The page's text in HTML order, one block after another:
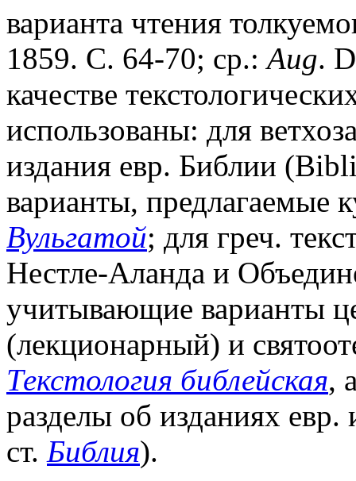
варианта чтения
1859. С. 64-70; ср.:Aug.
качестве
использованы: для
издания евр. Библии
варианты, предлагаемые
Вульгатой; для греч.
Нестле-Аланда и
учитывающие варианты
(лекционарный) и
Текстология библейская,
разделы об изданиях
ст. Библия).